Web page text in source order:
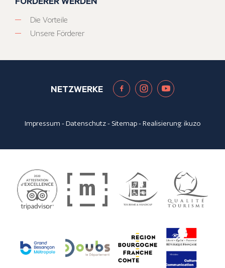
Die Vorteile
Unsere Förderer
NETZWERKE
Impressum -Datenschutz- Sitemap- Realisierung:ikuzo